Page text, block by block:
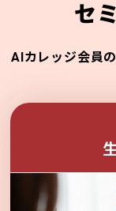
セ
AIカレッジ会員